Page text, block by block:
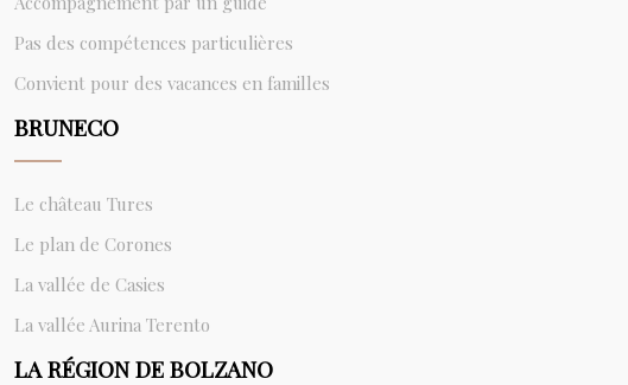
Pas des compétences particulières
Convient pour des vacances en familles
BRUNECO
Le château Tures
Le plan de Corones
La vallée de Casies
La vallée Aurina Terento
LA RÉGION DE BOLZANO